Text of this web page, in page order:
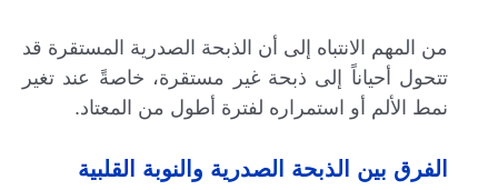
من المهم الانتباه إلى أن الذبحة الصدرية المستقرة قد
تتحول أحياناً إلى ذبحة غير مستقرة، خاصةً عند تغير
نمط الألم أو استمراره لفترة أطول من المعتاد.
الفرق بين الذبحة الصدرية والنوبة القلبية